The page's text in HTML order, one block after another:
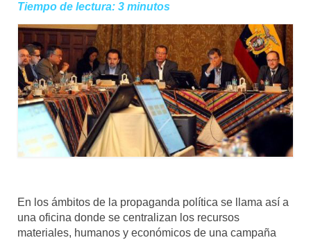
Tiempo de lectura: 3 minutos
En los ámbitos de la propaganda política se llama así a
una oficina donde se centralizan los recursos
materiales, humanos y económicos de una campaña